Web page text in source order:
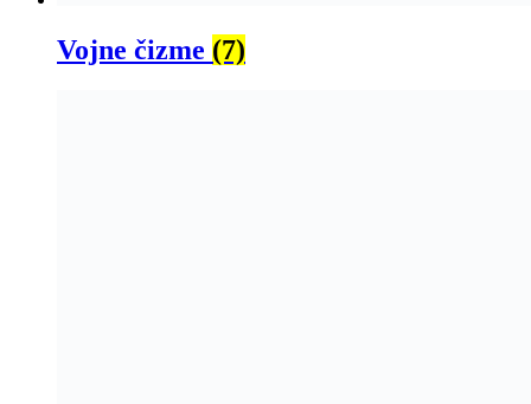
Vojne čizme (7)